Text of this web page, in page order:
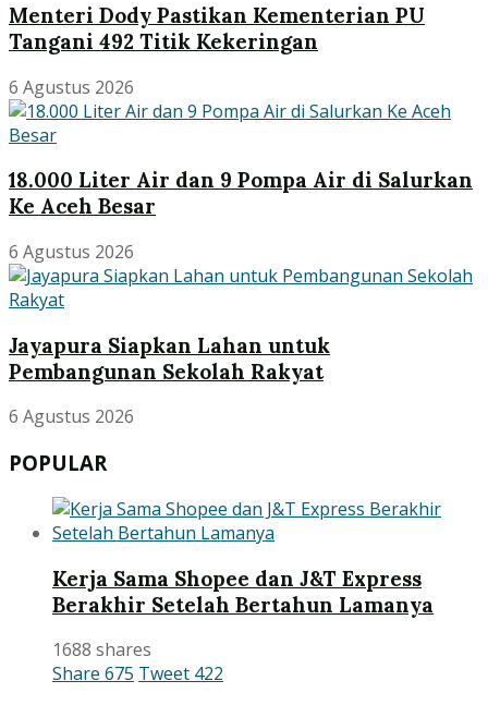
Menteri Dody Pastikan Kementerian PU
Tangani 492 Titik Kekeringan
6 Agustus 2026
18.000 Liter Air dan 9 Pompa Air di Salurkan
Ke Aceh Besar
6 Agustus 2026
Jayapura Siapkan Lahan untuk
Pembangunan Sekolah Rakyat
6 Agustus 2026
POPULAR
Kerja Sama Shopee dan J&T Express
Berakhir Setelah Bertahun Lamanya
1688 shares
Share 675 Tweet 422